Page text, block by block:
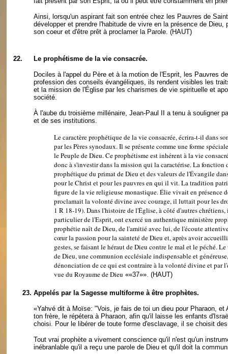
Ainsi, lorsqu'un aspirant fait son entrée chez les Pauvres de
développer et prendre l'habitude de vivre en la présence de
son coeur et d'être prêt à proclamer la Parole. (HAUT)
22. Le prophétisme de la vie consacrée.
Dociles à l'appel du Père et à la motion de l'Esprit, les Pauvres
profession des conseils évangéliques, ils rendent visibles les
et la mission de l'Église par les charismes de vie spirituelle et
société.
À l'aube du troisième millénaire, Jean-Paul II a tenu à souligner
et de ses institutions.
Le caractère prophétique de la vie consacrée, écrira-t-il dans
par les Pères synodaux. Il se présente comme une forme
le Peuple de Dieu. Ce prophétisme est inhérent à la vie
donc à s'investir dans la mission qui la caractérise. La
prophétique du primat de Dieu et des valeurs de l'Évangile
pour le Christ et pour les pauvres en qui il vit. La tradition
figure de la vie religieuse monastique. Élie vivait en présence
proclamait la volonté divine avec courage, il luttait pour les
1 R 18-19). Dans l'histoire de l'Église, à côté d'autres
particulier de l'Esprit, ont exercé un authentique ministère
prophétie naît de Dieu, de l'amitié avec lui, de l'écoute
cœur la passion pour la sainteté de Dieu et, après avoir
gestes, se faisant le héraut de Dieu contre le mal et le péché.
de Dieu, une communion ecclésiale indispensable et
dénonciation de ce qui est contraire à la volonté divine et
vue du Royaume de Dieu ««37»». (HAUT)
23. Appelés par la Sagesse multiforme à être prophètes.
«Yahvé dit à Moïse: "Vois, je fais de toi un dieu pour Pharaon,
ton frère, le répétera à Pharaon, afin qu'il laisse les enfants
choisi. Pour le libérer de toute forme d'esclavage, il se choisit
Tout vrai prophète a vivement conscience qu'il n'est qu'un
inébranlable qu'il a reçu une parole de Dieu et qu'il doit la